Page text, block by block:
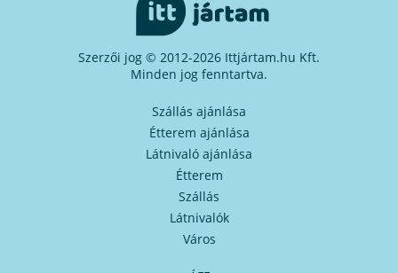
Szerzői jog © 2012-2026 Ittjártam.hu Kft.
Minden jog fenntartva.
Szállás ajánlása
Étterem ajánlása
Látnivaló ajánlása
Étterem
Szállás
Látnivalók
Város